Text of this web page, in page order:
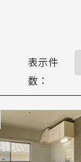
表示件
数：